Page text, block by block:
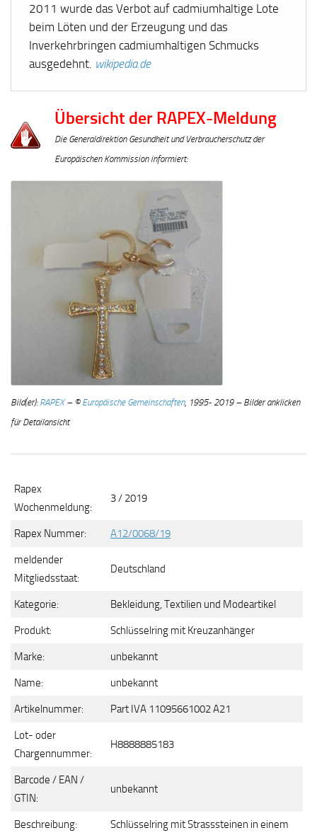
2011 wurde das Verbot auf cadmiumhaltige Lote
beim Löten und der Erzeugung und das
Inverkehrbringen cadmiumhaltigen Schmucks
ausgedehnt. wikipedia.de
Übersicht der RAPEX-Meldung
Die Generaldirektion Gesundheit und Verbraucherschutz der
Europäischen Kommission informiert:
Bild(er): RAPEX– © Europäische Gemeinschaften, 1995- 2019 – Bilder anklicken
für Detailansicht
Rapex
Wochenmeldung:
3 / 2019
Rapex Nummer: A12/0068/19
meldender
Mitgliedsstaat:
Deutschland
Kategorie: Bekleidung, Textilien und Modeartikel
Produkt: Schlüsselring mit Kreuzanhänger
Marke: unbekannt
Name: unbekannt
Artikelnummer: Part IVA 11095661002 A21
Lot- oder
Chargennummer:
H8888885183
Barcode / EAN /
GTIN:
unbekannt
Beschreibung:
Schlüsselring mit Strasssteinen in einem